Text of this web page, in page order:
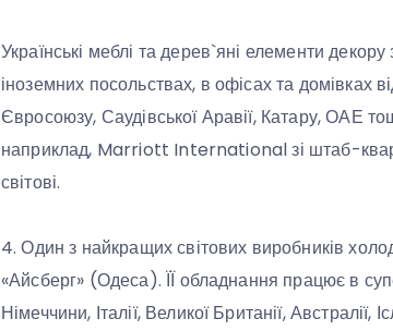
Українські меблі та дерев`яні елементи
іноземних посольствах, в офісах та домівках
Євросоюзу, Саудівської Аравії, Катару, ОАЕ
наприклад, Marriott International зі штаб-
світові.
4. Один з найкращих світових виробників
«Айсберг» (Одеса). ЇЇ обладнання працює в
Німеччини, Італії, Великої Британії, Австралії,